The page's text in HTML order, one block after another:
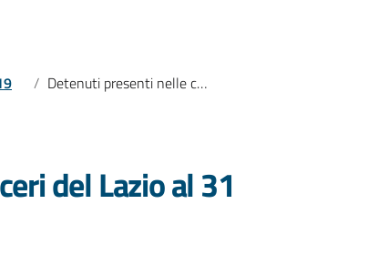
Detenuti presenti nelle carceri del Lazio al 31 marzo 2019
del Lazio al 31